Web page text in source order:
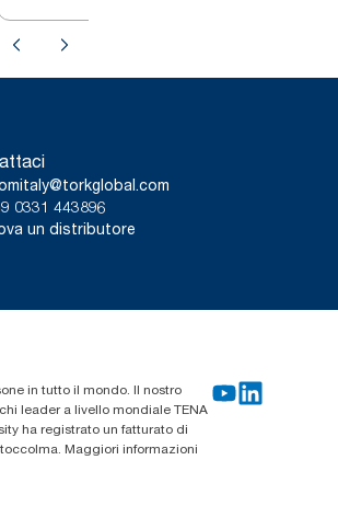
0331 443896
un distributore
in tutto il mondo. Il nostro
leader a livello mondiale TENA
ha registrato un fatturato di
Maggiori informazioni